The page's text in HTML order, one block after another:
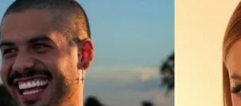
Comando Vermelho